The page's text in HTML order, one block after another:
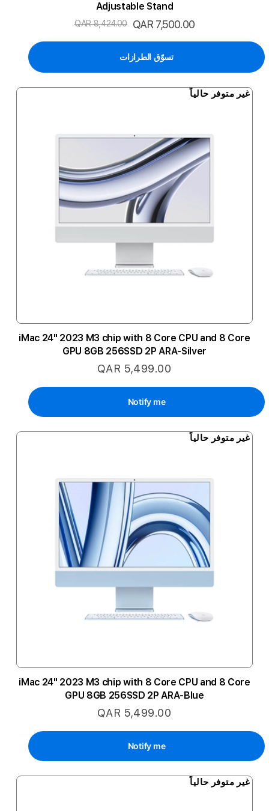
Adjustable Stand
السعر
QAR 7,500.00
QAR 8,424.00
تسوّق الطرازات
غير متوفر حالياً
iMac 24" 2023 M3 chip with 8 Core CPU and 8 Core
GPU 8GB 256SSD 2P ARA-Silver
QAR 5,499.00
Notify me
غير متوفر حالياً
iMac 24" 2023 M3 chip with 8 Core CPU and 8 Core
GPU 8GB 256SSD 2P ARA-Blue
QAR 5,499.00
Notify me
غير متوفر حالياً